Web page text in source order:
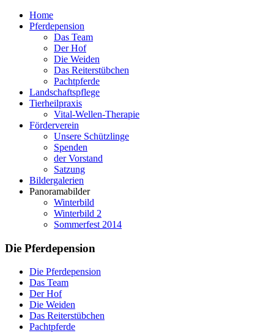
Home
Pferdepension
Das Team
Der Hof
Die Weiden
Das Reiterstübchen
Pachtpferde
Landschaftspflege
Tierheilpraxis
Vital-Wellen-Therapie
Förderverein
Unsere Schützlinge
Spenden
der Vorstand
Satzung
Bildergalerien
Panoramabilder
Winterbild
Winterbild 2
Sommerfest 2014
Die Pferdepension
Die Pferdepension
Das Team
Der Hof
Die Weiden
Das Reiterstübchen
Pachtpferde